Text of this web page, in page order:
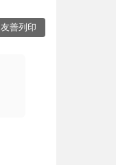
友善列印